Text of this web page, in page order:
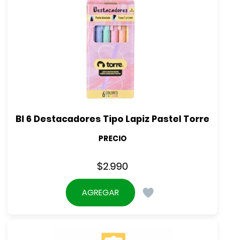
Bl 6 Destacadores Tipo Lapiz Pastel Torre
PRECIO
$2.990
AGREGAR